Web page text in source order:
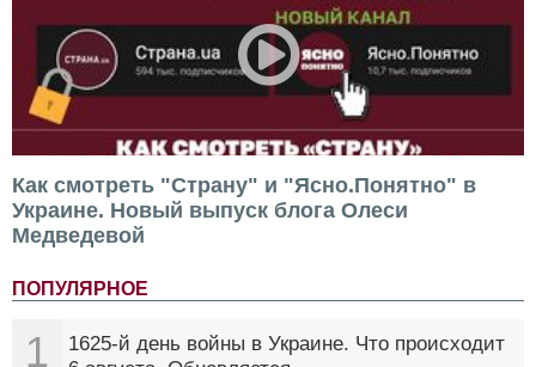
Как смотреть "Страну" и "Ясно.Понятно" в
Украине. Новый выпуск блога Олеси
Медведевой
ПОПУЛЯРНОЕ
1
1625-й день войны в Украине. Что происходит